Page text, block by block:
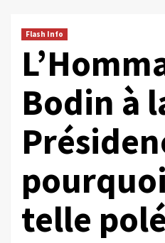
Flash Info
Bodin à
telle